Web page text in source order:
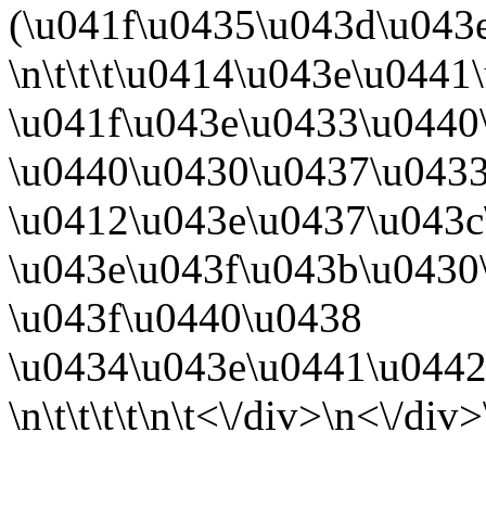
\u043f\u0440\u0438
\n\t\t\t\t\n\t<\/div>\n<\/